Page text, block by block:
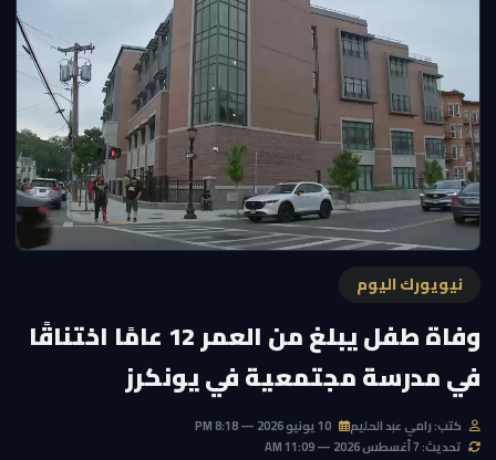
نيويورك اليوم
وفاة طفل يبلغ من العمر 12 عامًا اختناقًا
في مدرسة مجتمعية في يونكرز
كتب: رامي عبد الحليم
تحديث: 7 أغسطس 2026 — 11:09 AM